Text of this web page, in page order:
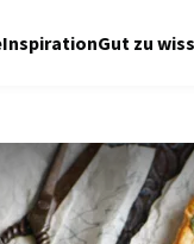
InspirationGut zu